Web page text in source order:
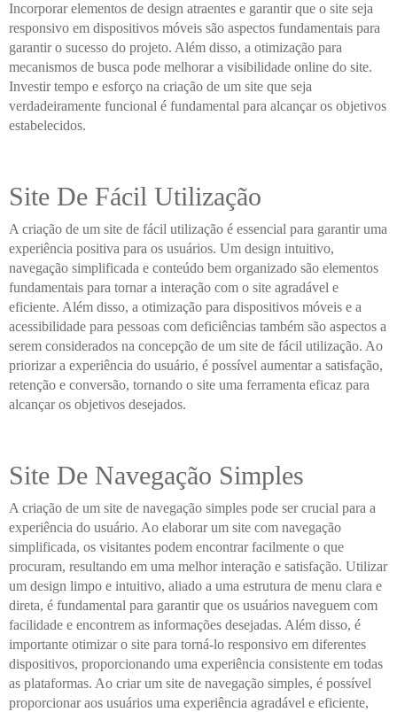
Incorporar elementos de design atraentes e garantir que o site seja
responsivo em dispositivos móveis são aspectos fundamentais para
garantir o sucesso do projeto. Além disso, a otimização para
mecanismos de busca pode melhorar a visibilidade online do site.
Investir tempo e esforço na criação de um site que seja
verdadeiramente funcional é fundamental para alcançar os objetivos
estabelecidos.
Site De Fácil Utilização
A criação de um site de fácil utilização é essencial para garantir uma
experiência positiva para os usuários. Um design intuitivo,
navegação simplificada e conteúdo bem organizado são elementos
fundamentais para tornar a interação com o site agradável e
eficiente. Além disso, a otimização para dispositivos móveis e a
acessibilidade para pessoas com deficiências também são aspectos a
serem considerados na concepção de um site de fácil utilização. Ao
priorizar a experiência do usuário, é possível aumentar a satisfação,
retenção e conversão, tornando o site uma ferramenta eficaz para
alcançar os objetivos desejados.
Site De Navegação Simples
A criação de um site de navegação simples pode ser crucial para a
experiência do usuário. Ao elaborar um site com navegação
simplificada, os visitantes podem encontrar facilmente o que
procuram, resultando em uma melhor interação e satisfação. Utilizar
um design limpo e intuitivo, aliado a uma estrutura de menu clara e
direta, é fundamental para garantir que os usuários naveguem com
facilidade e encontrem as informações desejadas. Além disso, é
importante otimizar o site para torná-lo responsivo em diferentes
dispositivos, proporcionando uma experiência consistente em todas
as plataformas. Ao criar um site de navegação simples, é possível
proporcionar aos usuários uma experiência agradável e eficiente,